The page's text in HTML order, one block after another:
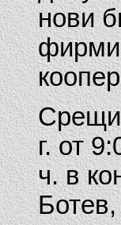
нови
фирми
г. от
ч. в